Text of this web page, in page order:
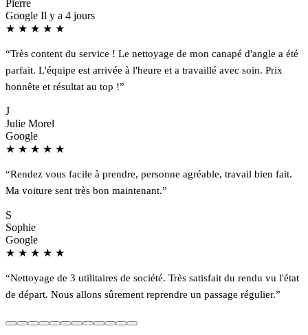
Pierre
Google Il y a 4 jours
★ ★ ★ ★ ★
“Très content du service ! Le nettoyage de mon canapé d'angle a été
parfait. L'équipe est arrivée à l'heure et a travaillé avec soin. Prix
honnête et résultat au top !”
J
Julie Morel
Google
★ ★ ★ ★ ★
“Rendez vous facile à prendre, personne agréable, travail bien fait.
Ma voiture sent très bon maintenant.”
S
Sophie
Google
★ ★ ★ ★ ★
“Nettoyage de 3 utilitaires de société. Très satisfait du rendu vu l'état
de départ. Nous allons sûrement reprendre un passage régulier.”